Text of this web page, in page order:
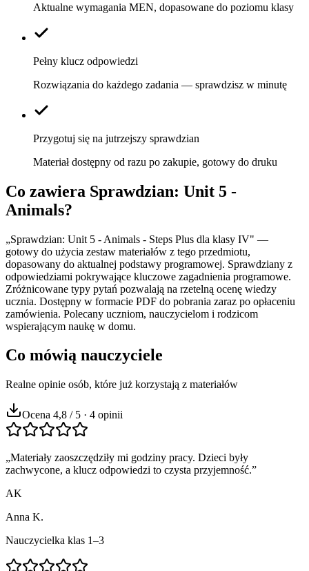
Aktualne wymagania MEN, dopasowane do poziomu klasy
Pełny klucz odpowiedzi
Rozwiązania do każdego zadania — sprawdzisz w minutę
Przygotuj się na jutrzejszy sprawdzian
Materiał dostępny od razu po zakupie, gotowy do druku
Co zawiera Sprawdzian: Unit 5 -
Animals?
„Sprawdzian: Unit 5 - Animals - Steps Plus dla klasy IV" —
gotowy do użycia zestaw materiałów z tego przedmiotu,
dopasowany do aktualnej podstawy programowej. Sprawdziany z
odpowiedziami pokrywające kluczowe zagadnienia programowe.
Zróżnicowane typy pytań pozwalają na rzetelną ocenę wiedzy
ucznia. Dostępny w formacie PDF do pobrania zaraz po opłaceniu
zamówienia. Polecany uczniom, nauczycielom i rodzicom
wspierającym naukę w domu.
Co mówią nauczyciele
Realne opinie osób, które już korzystają z materiałów
Ocena 4,8 / 5 · 4 opinii
„Materiały zaoszczędziły mi godziny pracy. Dzieci były
zachwycone, a klucz odpowiedzi to czysta przyjemność.”
AK
Anna K.
Nauczycielka klas 1–3